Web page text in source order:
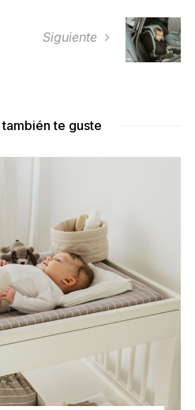
Siguiente
te guste